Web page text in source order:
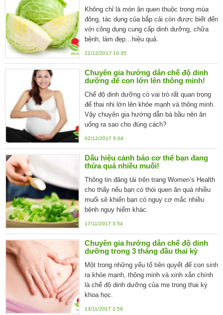
Không chỉ là món ăn quen thuộc trong mùa
đông, tác dụng của bắp cải còn được biết đến
với công dụng cung cấp dinh dưỡng, chữa
bệnh, làm đẹp…hiệu quả.
22/12/2017 10:35
Chuyên gia hướng dẫn chế độ dinh
dưỡng để con lớn lên thông minh!
Chế độ dinh dưỡng có vai trò rất quan trọng
để thai nhi lớn lên khỏe mạnh và thông minh.
Vậy chuyên gia hướng dẫn bà bầu nên ăn
uống ra sao cho đúng cách?
02/12/2017 5:04
Dấu hiệu cảnh báo cơ thể bạn đang
thừa quá nhiều muối!
Thông tin đăng tải trên trang Women’s Health
cho thấy nếu bạn có thói quen ăn quá nhiều
muối sẽ khiến bạn có nguy cơ mắc nhiều
bệnh nguy hiểm khác.
17/11/2017 3:54
Chuyên gia hướng dẫn chế độ dinh
dưỡng trong 3 tháng đầu thai kỳ
Một trong những yếu tố tiên quyết để con sinh
ra khỏe mạnh, thông minh và xinh xắn chính
là chế độ dinh dưỡng của mẹ trong thai kỳ
khoa học.
13/11/2017 2:59